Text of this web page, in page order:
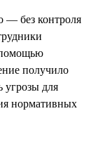
— без контроля
помощью
получило
угрозы для
нормативных